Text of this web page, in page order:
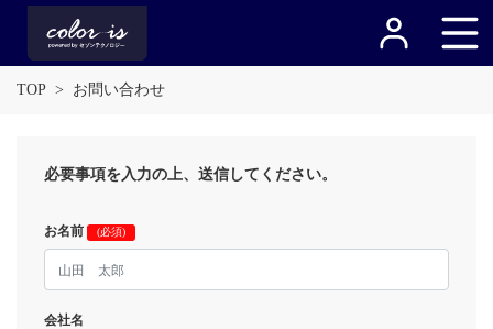
TOP お問い合わせ
必要事項を入力の上、送信してください。
お名前 (必須)
会社名